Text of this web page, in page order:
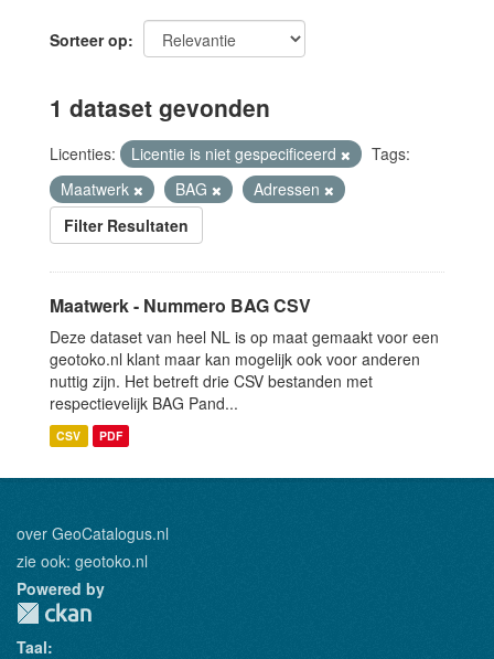
Sorteer op
1 dataset gevonden
Licenties: Licentie is niet gespecificeerd
Tags:
Maatwerk
BAG
Adressen
Filter Resultaten
Maatwerk - Nummero BAG CSV
Deze dataset van heel NL is op maat gemaakt voor een
geotoko.nl klant maar kan mogelijk ook voor anderen
nuttig zijn. Het betreft drie CSV bestanden met
respectievelijk BAG Pand...
CSV PDF
over GeoCatalogus.nl
zie ook: geotoko.nl
Powered by
Taal